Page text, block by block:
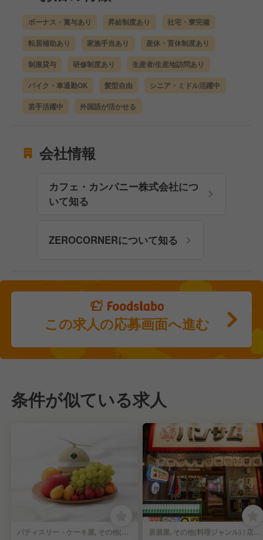
ボーナス・賞与あり 昇給制度あり 社宅・寮完備
転居補助あり 家族手当あり 産休・育休制度あり
制服貸与 研修制度あり 生産者/生産地訪問あり
バイク・車通勤OK 髪型自由 シニア・ミドル活躍中
若手活躍中 外国語が活かせる
会社情報
カフェ・カンパニー株式会社につ
いて知る
ZEROCORNERについて知る
この求人の応募画面へ進む
条件が似ている求人
パティスリー・ケーキ屋, その他(料理ジャンル) | 店長・店長候補 居酒屋, その他(料理ジャンル) | 店長・店長候補